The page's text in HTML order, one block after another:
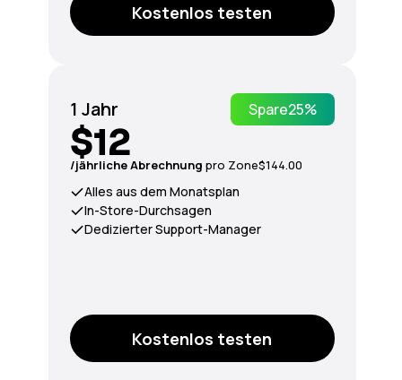
Kostenlos testen
1 Jahr Spare25%
$12
/jährliche Abrechnung pro Zone$144.00
Alles aus dem Monatsplan
In-Store-Durchsagen
Dedizierter Support-Manager
Kostenlos testen